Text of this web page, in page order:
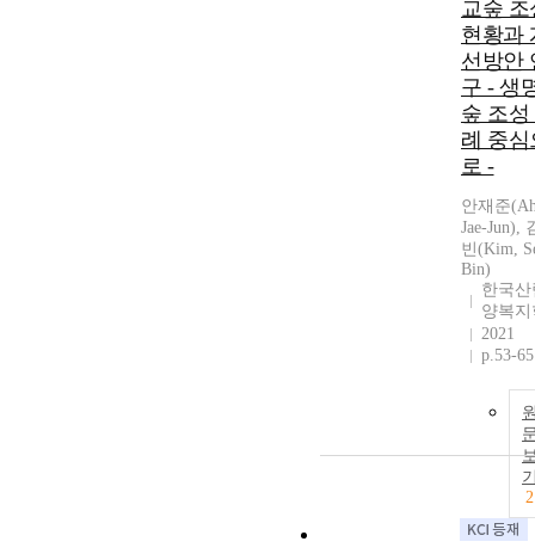
교숲 조
현황과
선방안
구 - 생
숲 조성
례 중심
로 -
안재준
Jae-Jun),
빈(Kim,
Bin)
한국
양복
2021
p.53-65
2